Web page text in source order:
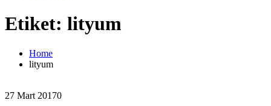
Etiket: lityum
Home
lityum
27 Mart 20170